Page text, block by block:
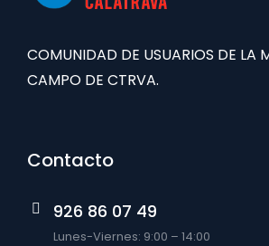
COMUNIDAD DE USUARIOS DE LA
CAMPO DE CTRVA.
Contacto
926 86 07 49
Lunes-Viernes: 9:00 – 14:00